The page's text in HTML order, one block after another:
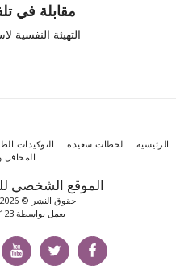
مقابلة في
التهيئة النفسية
الموقع الشخصي
حقوق النشر © 2026 جميع الحقوق محفوظة
يعمل بواسطة
لحظات سعيدة التوكيدات
المحافل